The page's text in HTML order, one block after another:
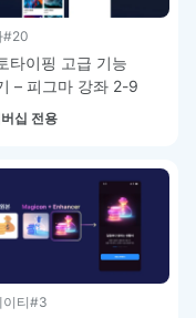
#20
타이핑 고급 기능
– 피그마 강좌 2-9
십 전용
티#3